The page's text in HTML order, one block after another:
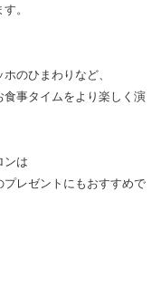
。
のひまわりなど、
事タイムをより楽しく演
ンは
プレゼントにもおすすめで